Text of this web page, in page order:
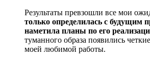
Результаты превзошли все мои
только определилась с будущим
наметила планы по его
туманного образа появились
моей любимой работы.